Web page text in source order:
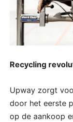
Recycling
Upway zorgt
door het eerste
op de aankoop